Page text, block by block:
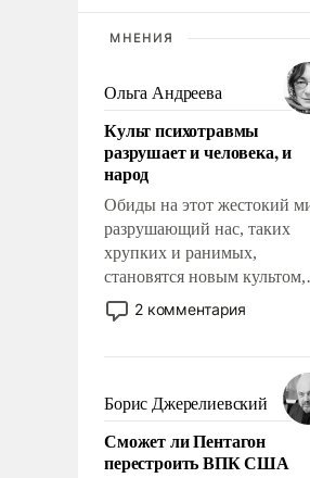
МНЕНИЯ
Ольга Андреева
Культ психотравмы
разрушает и человека, и
народ
Обиды на этот жестокий
разрушающий нас, таких
хрупких и ранимых,
становятся новым культом,
постепенно вытесняя и
отменяя традиционное
мужественным и твердым
ударами судьбы, брать на
ответственность, помогать
слабым, идти вперед и
адаптироваться.
2 комментария
Борис Джерелиевский
Сможет ли Пентагон
перестроить ВПК США